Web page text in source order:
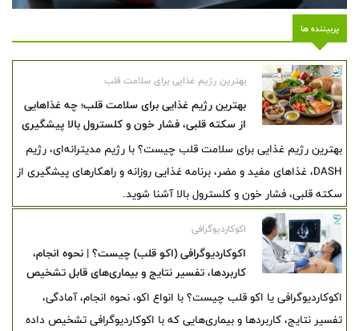
پربیننده ها
بهترین رژیم غذایی برای سلامت قلب
بهترین رژیم غذایی برای سلامت قلب؛ چه غذاهایی
از سکته قلبی، فشار خون و کلسترول بالا پیشگیری
می‌کنند؟
بهترین رژیم غذایی برای سلامت قلب چیست؟ با رژیم مدیترانه‌ای، رژیم
DASH، غذاهای مفید و مضر، برنامه غذایی روزانه و راهکارهای پیشگیری از
سکته قلبی، فشار خون و کلسترول بالا آشنا شوید.
اکوکاردیوگرافی
اکوکاردیوگرافی (اکو قلب) چیست؟ | نحوه انجام،
کاربردها، تفسیر نتایج و بیماری‌های قابل تشخیص
اکوکاردیوگرافی یا اکو قلب چیست؟ با انواع اکو، نحوه انجام، آمادگی،
تفسیر نتایج، کاربردها و بیماری‌هایی که با اکوکاردیوگرافی تشخیص داده